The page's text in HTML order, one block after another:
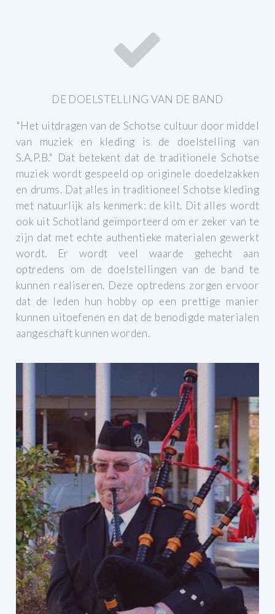
DE DOELSTELLING VAN DE BAND
"Het uitdragen van de Schotse cultuur door middel
van muziek en kleding is de doelstelling van
S.A.P.B." Dat betekent dat de traditionele Schotse
muziek wordt gespeeld op originele doedelzakken
en drums. Dat alles in traditioneel Schotse kleding
met natuurlijk als kenmerk: de kilt. Dit alles wordt
ook uit Schotland geïmporteerd om er zeker van te
zijn dat met echte authentieke materialen gewerkt
wordt.
Er wordt veel waarde gehecht aan
optredens om de doelstellingen van de band te
kunnen realiseren. Deze optredens zorgen ervoor
dat de leden hun hobby op een prettige manier
kunnen uitoefenen en dat de benodigde materialen
aangeschaft kunnen worden.